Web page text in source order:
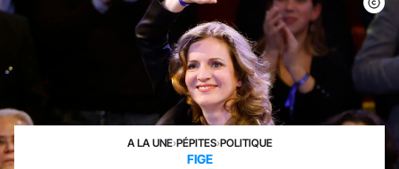
A LA UNE›PÉPITES›POLITIQUE
FIGE